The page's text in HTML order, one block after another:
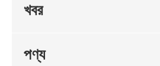
খবর
পণ্য